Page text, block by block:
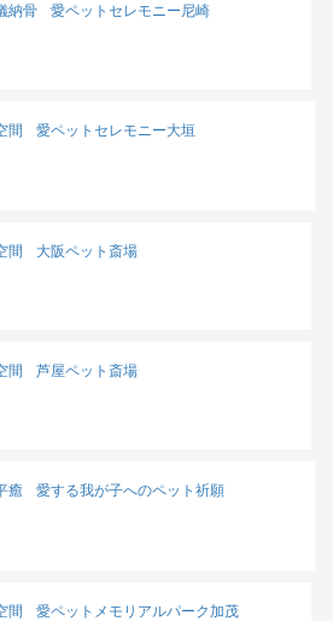
納骨 愛ペットセレモニー尼崎
間 愛ペットセレモニー大垣
間 大阪ペット斎場
間 芦屋ペット斎場
癒 愛する我が子へのペット祈願
間 愛ペットメモリアルパーク加茂